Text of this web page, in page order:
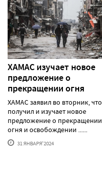
ХАМАС изучает новое
предложение о
прекращении огня
ХАМАС заявил во вторник, что
получил и изучает новое
предложение о прекращении
огня и освобождении ......
31 ЯНВАРЯ'2024